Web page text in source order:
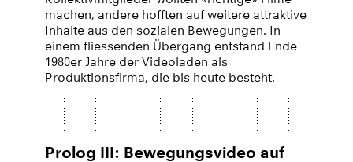
machen, andere hofften auf weitere attraktive
Inhalte aus den sozialen Bewegungen. In
einem fliessenden Übergang entstand Ende
1980er Jahre der Videoladen als
Produktionsfirma, die bis heute besteht.
Prolog III: Bewegungsvideo auf